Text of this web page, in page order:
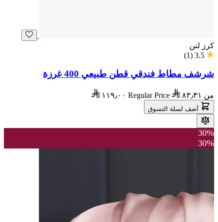
كرز لنن
3.5
(
1
)
شرشف مطاط فندقي قطن طبيعي 400 غرزة
من ٨٣٫٣١ Regular Price ١١٩٫٠٠
أضف لسلة التسوق
30%
30%